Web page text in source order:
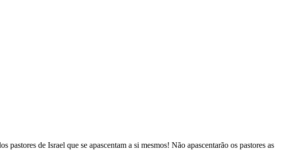
de Israel que se apascentam a si mesmos! Não apascentarão os pastores as